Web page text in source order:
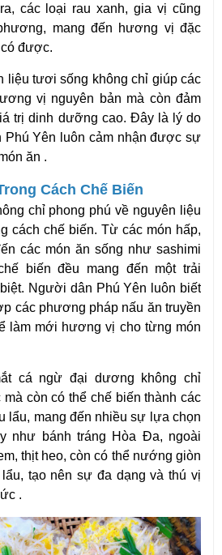
các loại rau xanh, gia vị cũng
mang đến hương vị đặc
được.
liệu tươi sống không chỉ giúp các
vị nguyên bản mà còn đảm
trị dinh dưỡng cao. Đây là lý do
Phú Yên luôn cảm nhận được sự
ăn .
Cách Chế Biến
chỉ phong phú về nguyên liệu
cách chế biến. Từ các món hấp,
các món ăn sống như sashimi
biến đều mang đến một trải
Người dân Phú Yên luôn biết
các phương pháp nấu ăn truyền
làm mới hương vị cho từng món
cá ngừ đại dương không chỉ
còn có thể chế biến thành các
lẩu, mang đến nhiều sự lựa chọn
như bánh tráng Hòa Đa, ngoài
thịt heo, còn có thể nướng giòn
tạo nên sự đa dạng và thú vị
.